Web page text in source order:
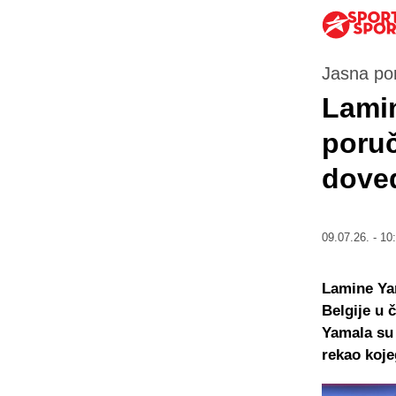
Jasna
09.07.26. -
Lamine
Belgije u
Yamala
rekao